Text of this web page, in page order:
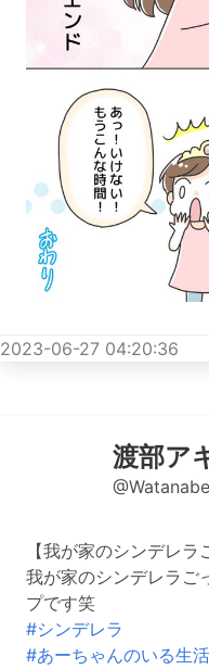
2023-06-27 04:20:36
渡部ア
【我が家のシンデレラ
我が家のシンデレラご
プです笑
#シンデレラ
#あーちゃんのいる生活